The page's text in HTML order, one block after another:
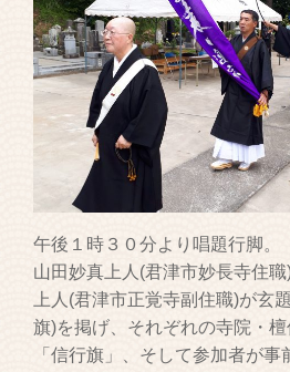
午後１時３０分より唱題行脚。
山田妙真上人(君津市妙長寺住
上人(君津市正覚寺副住職)が玄
旗)を掲げ、それぞれの寺院・
「信行旗」、そして参加者が事